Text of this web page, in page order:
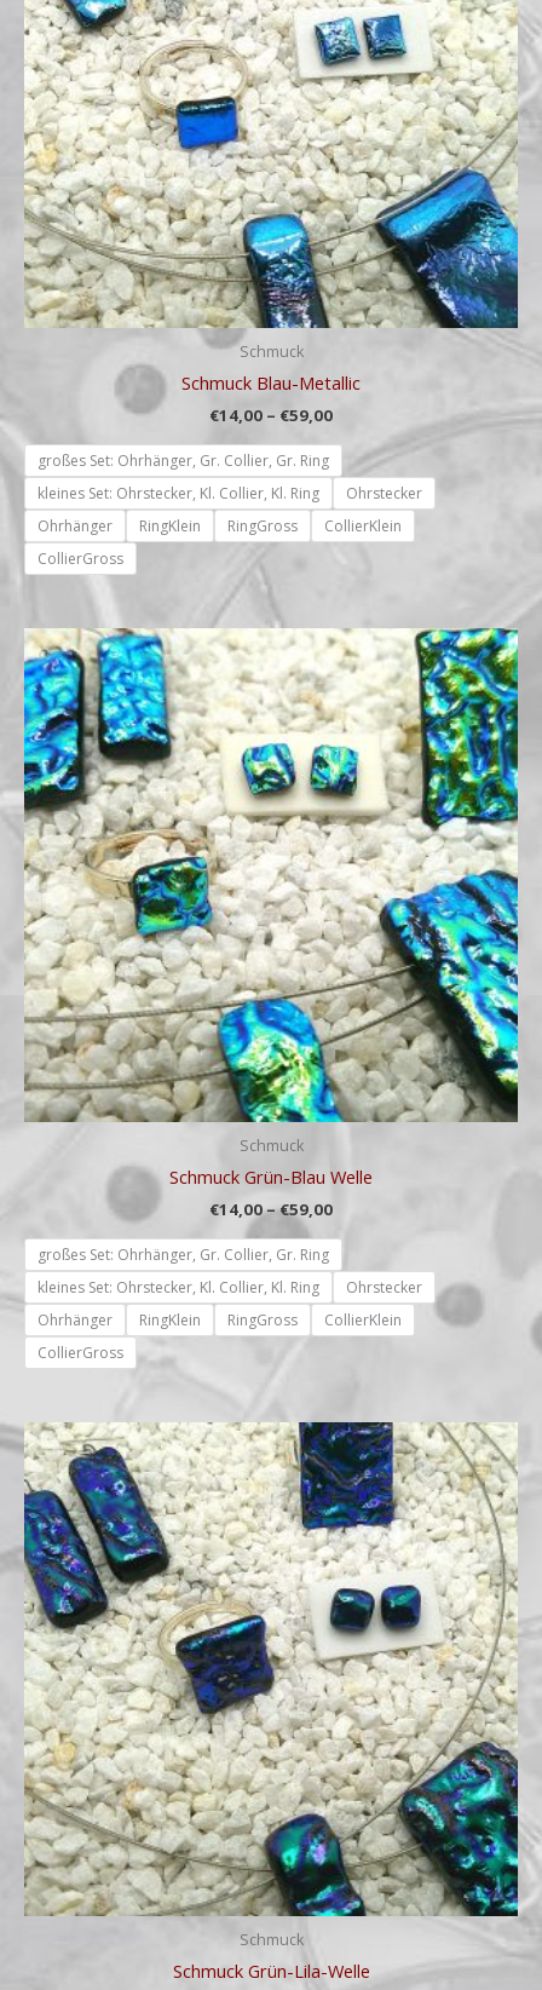
Schmuck
Schmuck Blau-Metallic
€14,00 – €59,00
großes Set: Ohrhänger, Gr. Collier, Gr. Ring
kleines Set: Ohrstecker, Kl. Collier, Kl. Ring
Ohrstecker
Ohrhänger
RingKlein RingGross
CollierKlein
CollierGross
Schmuck
Schmuck Grün-Blau Welle
€14,00–€59,00
Preisspanne:
€14,00
bis
€59,00
großes Set: Ohrhänger, Gr. Collier, Gr. Ring
kleines Set: Ohrstecker, Kl. Collier, Kl. Ring
Ohrstecker
Ohrhänger
RingKlein RingGross
CollierKlein
CollierGross
Schmuck
Schmuck Grün-Lila-Welle
Preisspanne:
€14,00
bis
€59,00